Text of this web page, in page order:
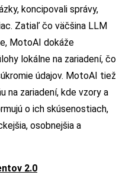
koncipovali správy,
Zatiaľ čo väčšina LLM
MotoAI dokáže
lokálne na zariadení, čo
údajov. MotoAI tiež
na zariadení, kde vzory a
o ich skúsenostiach,
osobnejšia a
2.0